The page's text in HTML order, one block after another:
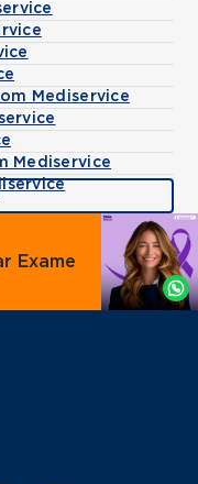
Mediservice
Mediservice
Agende
por
Whatsapp
Exame